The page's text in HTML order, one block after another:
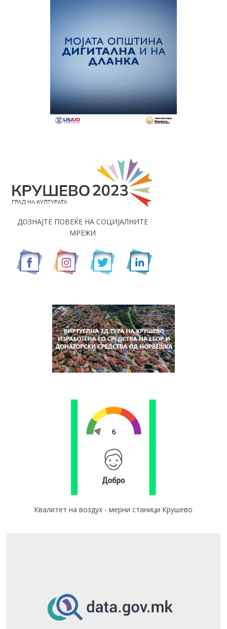
ДОЗНАЈТЕ ПОВЕЌЕ НА СОЦИЈАЛНИТЕ
МРЕЖИ
Квалитет на воздух - мерни станици Крушево